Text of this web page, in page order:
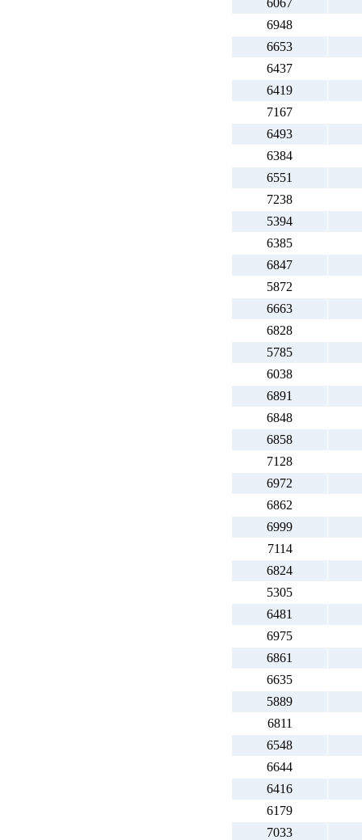
6067
6948
6653
6437
6419
7167
6493
6384
6551
7238
5394
6385
6847
5872
6663
6828
5785
6038
6891
6848
6858
7128
6972
6862
6999
7114
6824
5305
6481
6975
6861
6635
5889
6811
6548
6644
6416
6179
7033